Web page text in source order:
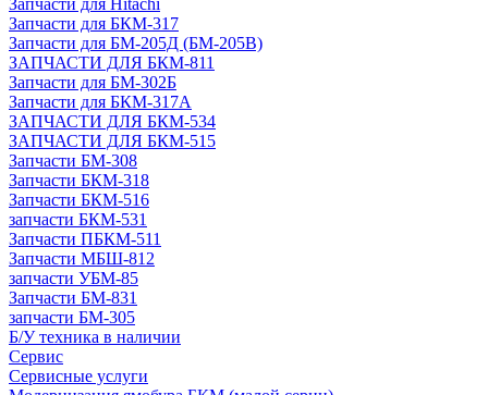
Запчасти для Hitachi
Запчасти для БКМ-317
Запчасти для БМ-205Д (БМ-205В)
ЗАПЧАСТИ ДЛЯ БКМ-811
Запчасти для БМ-302Б
Запчасти для БКМ-317А
ЗАПЧАСТИ ДЛЯ БКМ-534
ЗАПЧАСТИ ДЛЯ БКМ-515
Запчасти БМ-308
Запчасти БКМ-318
Запчасти БКМ-516
запчасти БКМ-531
Запчасти ПБКМ-511
Запчасти МБШ-812
запчасти УБМ-85
Запчасти БМ-831
запчасти БМ-305
Б/У техника в наличии
Сервис
Сервисные услуги